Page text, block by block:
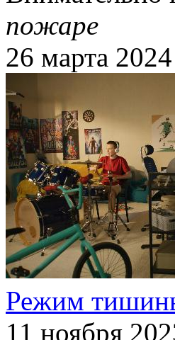
пожаре
26 марта 2024
Режим
11 ноября